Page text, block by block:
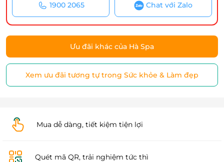
1900 2065 Chat với Zalo
Ưu đãi khác của Hà Spa
Xem ưu đãi tương tự trong Sức khỏe & Làm đẹp
Mua dễ dàng, tiết kiệm tiện lợi
Quét mã QR, trải nghiệm tức thì